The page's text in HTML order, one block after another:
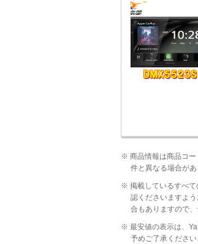
※ 商品情報は商品コー
件と異なる場合があ
※ 掲載しているすべて
認くださいますよ
合もありますので、
※ 最安値の表示は、
予めご了承ください